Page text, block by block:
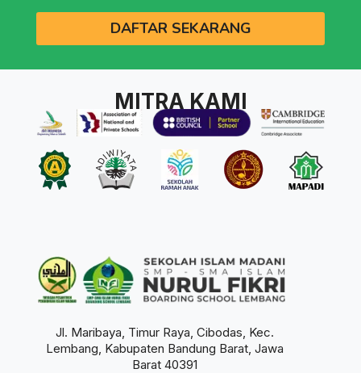
DAFTAR SEKARANG
MITRA KAMI
Jl. Maribaya, Timur Raya, Cibodas, Kec.
Lembang, Kabupaten Bandung Barat, Jawa
Barat 40391